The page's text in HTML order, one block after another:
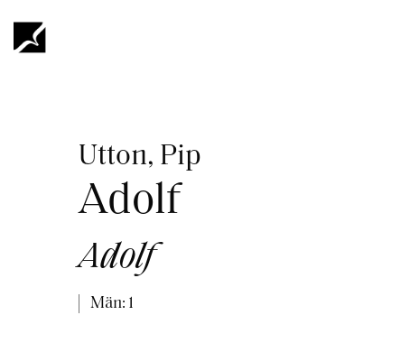
till
huvudinnehåll
Utton, Pip
Adolf
Adolf
Män: 1